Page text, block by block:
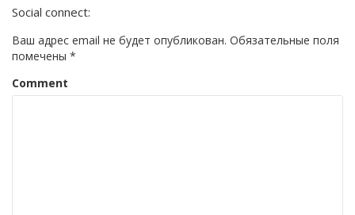
Social connect:
Ваш адрес email не будет опубликован. Обязательные поля
помечены *
Comment